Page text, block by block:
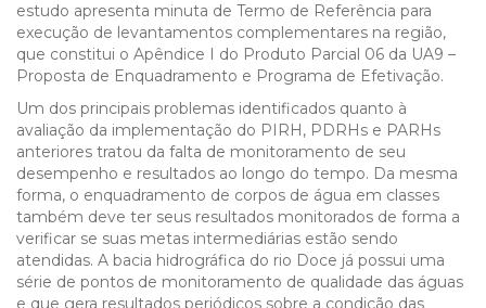
estudo apresenta minuta de Termo de Referência para
execução de levantamentos complementares na região,
que constitui o Apêndice I do Produto Parcial 06 da UA9 –
Proposta de Enquadramento e Programa de Efetivação.
Um dos principais problemas identificados quanto à
avaliação da implementação do PIRH, PDRHs e PARHs
anteriores tratou da falta de monitoramento de seu
desempenho e resultados ao longo do tempo. Da mesma
forma, o enquadramento de corpos de água em classes
também deve ter seus resultados monitorados de forma a
verificar se suas metas intermediárias estão sendo
atendidas. A bacia hidrográfica do rio Doce já possui uma
série de pontos de monitoramento de qualidade das águas
e que gera resultados periódicos sobre a condição das